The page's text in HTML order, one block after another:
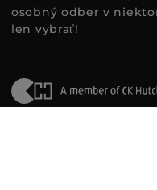
osobný odber v
len vybrať!